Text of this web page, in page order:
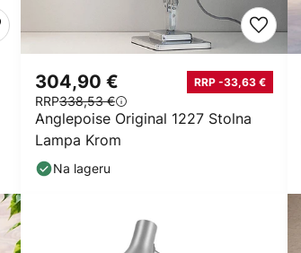
Anglepoise Original 1227 Stolna
Lampa Krom
304,90 € RRP -33,63 €
RRP338,53 €
Na lageru